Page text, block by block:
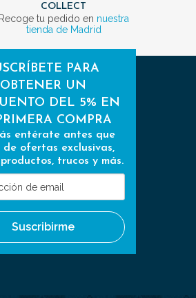
COLLECT
Recoge tu pedido en nuestra
tienda de Madrid
PARA
OBTENER UN
DEL 5% EN
COMPRA
entérate antes que
de ofertas exclusivas,
trucos y más.
Suscribirme